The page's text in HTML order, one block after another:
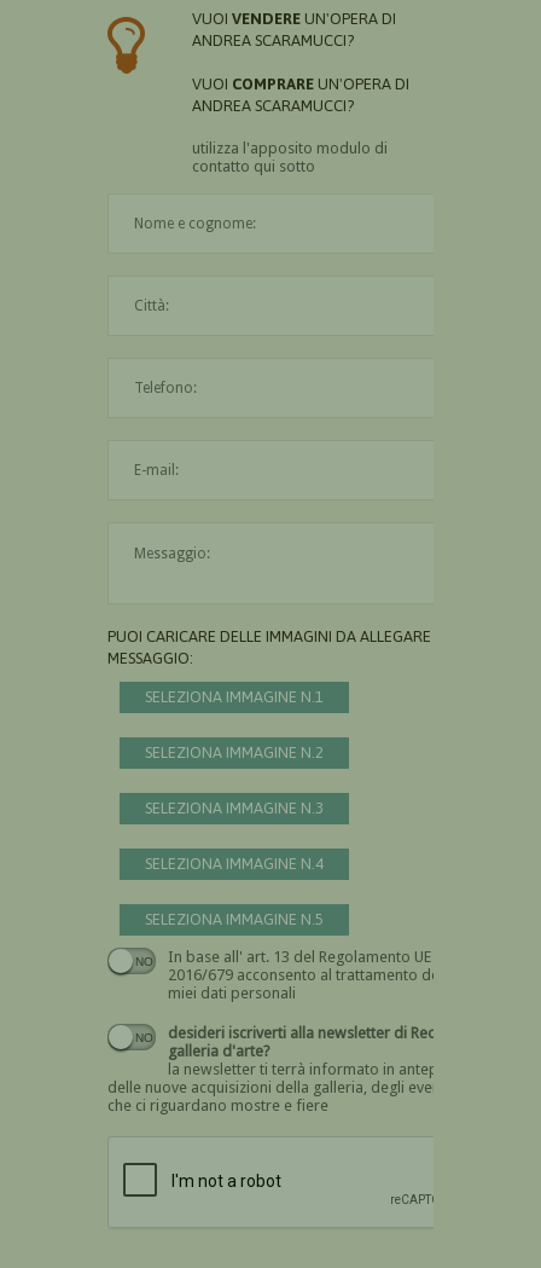
VUOI VENDERE UN'OPERA DI
ANDREA SCARAMUCCI?
VUOI COMPRARE UN'OPERA DI
ANDREA SCARAMUCCI?
utilizza l'apposito modulo di
contatto qui sotto
PUOI CARICARE DELLE IMMAGINI DA ALLEGARE AL
MESSAGGIO:
SELEZIONA IMMAGINE N.1
SELEZIONA IMMAGINE N.2
SELEZIONA IMMAGINE N.3
SELEZIONA IMMAGINE N.4
SELEZIONA IMMAGINE N.5
In base all' art. 13 del Regolamento UE n.
2016/679 acconsento al trattamento dei
miei dati personali
Devi dare il consenso
desideri iscriverti alla newsletter di Recta
galleria d'arte?
la newsletter ti terrà informato in anteprima
delle nuove acquisizioni della galleria, degli eventi
che ci riguardano mostre e fiere